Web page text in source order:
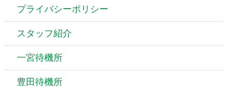
プライバシーポリシー
スタッフ紹介
一宮待機所
豊田待機所